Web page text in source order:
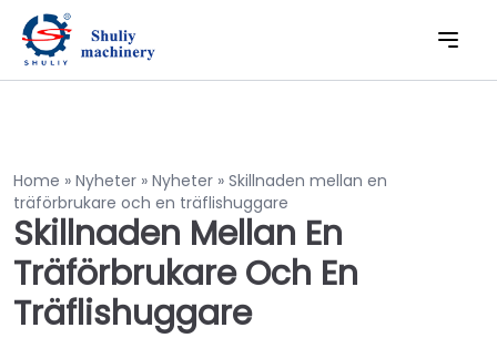
Home » Nyheter » Nyheter » Skillnaden mellan en
träförbrukare och en träflishuggare
Skillnaden Mellan En
Träförbrukare Och En
Träflishuggare